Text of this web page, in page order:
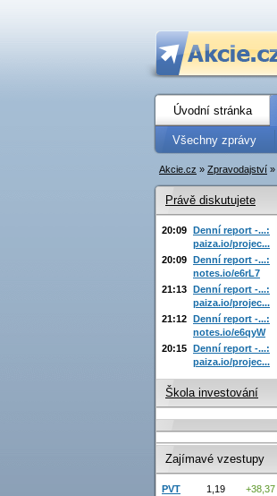
Úvodní stránka
Všechny zprávy
Akcie.cz » Zpravodajství »
Právě diskutujete
20:09 Denní report -...:
paiza.io/projec...
20:09 Denní report -...:
notes.io/e6rL7
21:13 Denní report -...:
paiza.io/projec...
21:12 Denní report -...:
notes.io/e6qyW
20:15 Denní report -...:
paiza.io/projec...
Škola investování
Zajímavé vzestupy
PVT 1,19
+38,37